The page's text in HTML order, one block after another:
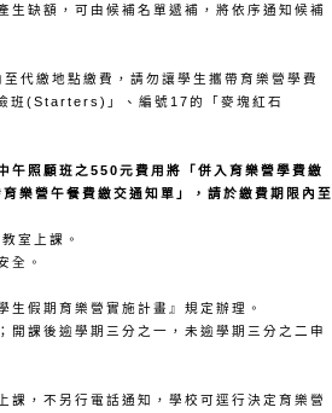
生缺額，可由候補名單遞補，將依序通知候補
至代繳地點繳費，請勿讓學生攜帶育樂營學費
班(Starters) 」、編號17的「麥塊紅石
照顧班之550元費用將「併入育樂營學費繳
育樂營午餐費繳交通知單」，請於繳費期限內至
室上課。
全。
假期育樂營實施計畫』規定辦理。
課後逾學期三分之一，未逾學期三分之二申
課，不另行電話通知，學校可逕行決定育樂營